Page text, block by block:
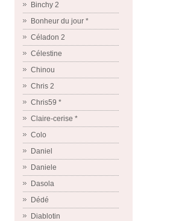
Binchy 2
Bonheur du jour *
Céladon 2
Célestine
Chinou
Chris 2
Chris59 *
Claire-cerise *
Colo
Daniel
Daniele
Dasola
Dédé
Diablotin